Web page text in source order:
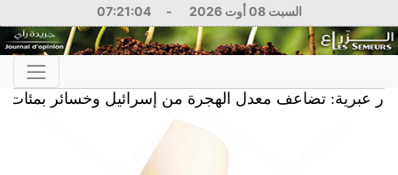
السبت 08 أوت 2026 -
07:21:04
تضاعف معدل الهجرة من إسرائيل وخسائر بمئات